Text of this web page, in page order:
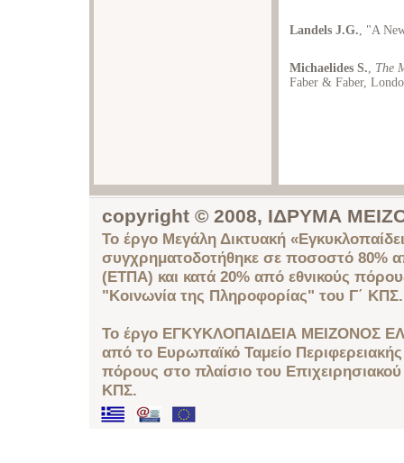
Landels J.G., "A
Michaelides S., The
Faber & Faber,
copyright © 2008, ΙΔΡΥΜΑ
Το έργο Μεγάλη Δικτυακή
συγχρηματοδοτήθηκε σε ποσοστό 80%
(ΕΤΠΑ) και κατά 20% από εθνικούς
"Κοινωνία της Πληροφορίας" του Γ΄ ΚΠΣ.
Το έργο ΕΓΚΥΚΛΟΠΑΙΔΕΙΑ ΜΕΙΖΟΝΟΣ
από το Ευρωπαϊκό Ταμείο
πόρους στο πλαίσιο του
ΚΠΣ.